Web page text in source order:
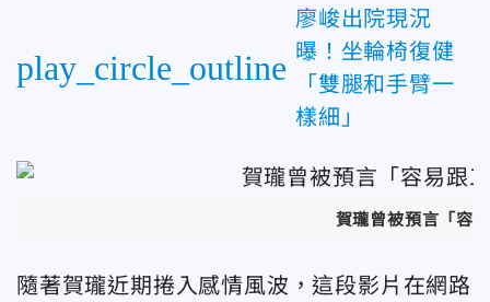
play_circle_outline
廖峻出院現況
曝！坐輪椅復健
「雙腿和手臂一
樣細」
賀瓏曾被預言「容
隨著賀瓏近期捲入感情風波，這段影片在網路